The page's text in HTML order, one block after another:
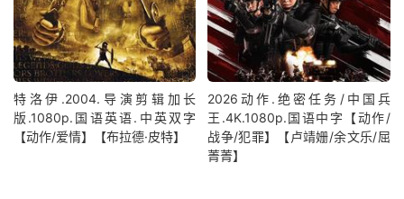
特洛伊.2004.导演剪辑加长
版.1080p.国语英语.中英双字
【动作/爱情】【布拉德·皮特】
2026动作.绝密任务/中国兵
王.4K.1080p.国语中字【动作/
战争/犯罪】【卢靖姗/余文乐/屈
菁菁】